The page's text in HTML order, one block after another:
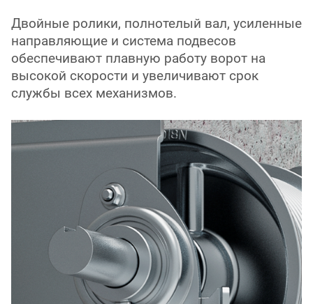
Двойные ролики, полнотелый вал, усиленные
направляющие и система подвесов
обеспечивают плавную работу ворот на
высокой скорости и увеличивают срок
службы всех механизмов.